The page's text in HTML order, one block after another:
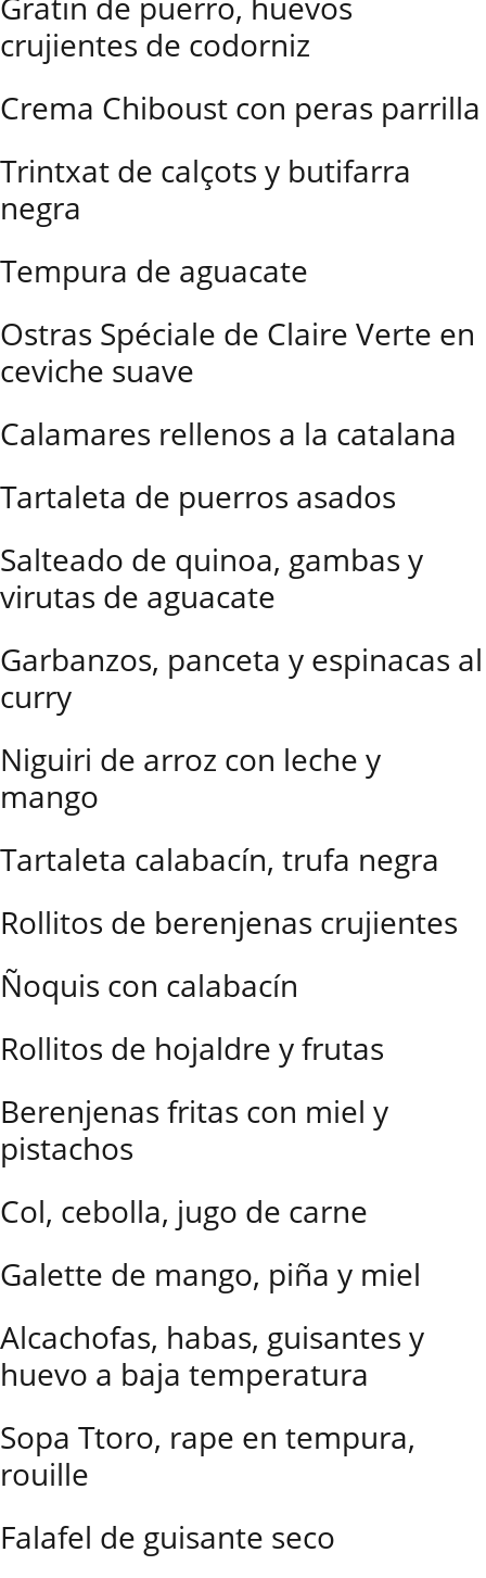
crujientes de codorniz
Crema Chiboust con peras parrilla
Trintxat de calçots y butifarra
negra
Tempura de aguacate
Ostras Spéciale de Claire Verte en
ceviche suave
Calamares rellenos a la catalana
Tartaleta de puerros asados
Salteado de quinoa, gambas y
virutas de aguacate
Garbanzos, panceta y espinacas al
curry
Niguiri de arroz con leche y
mango
Tartaleta calabacín, trufa negra
Rollitos de berenjenas crujientes
Ñoquis con calabacín
Rollitos de hojaldre y frutas
Berenjenas fritas con miel y
pistachos
Col, cebolla, jugo de carne
Galette de mango, piña y miel
Alcachofas, habas, guisantes y
huevo a baja temperatura
Sopa Ttoro, rape en tempura,
rouille
Falafel de guisante seco